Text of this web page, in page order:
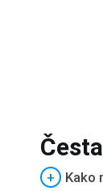
+
Kako